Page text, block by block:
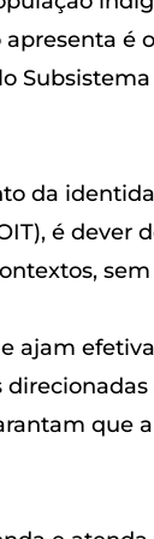
é
da
é
ajam
que